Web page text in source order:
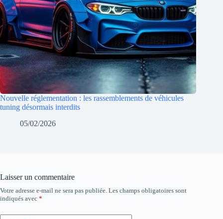
Nouvelle réglementation : les rassemblements de véhicules
tuning désormais interdits
05/02/2026
Laisser un commentaire
Votre adresse e-mail ne sera pas publiée. Les champs obligatoires sont
indiqués avec *